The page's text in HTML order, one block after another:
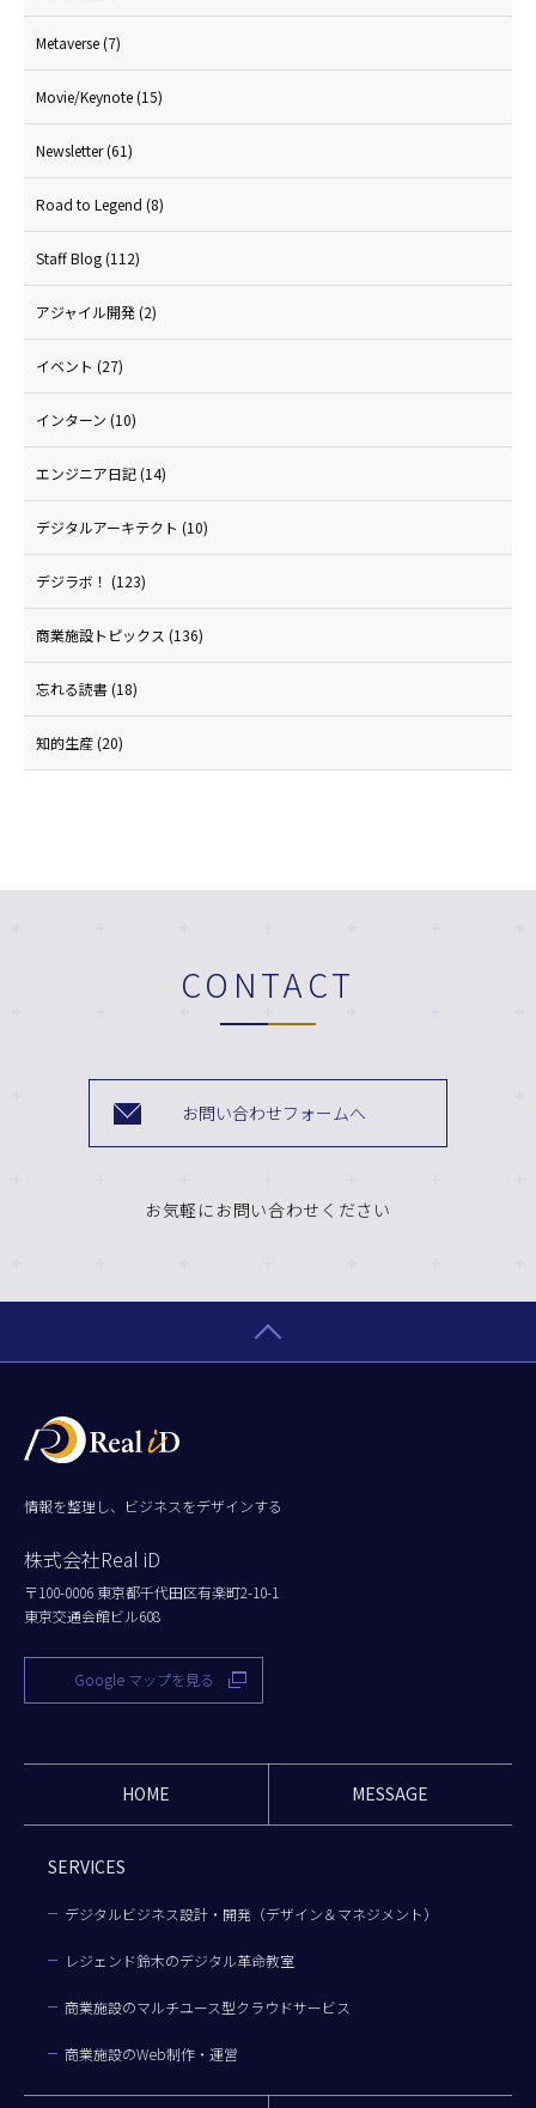
Metaverse(7)
Movie/Keynote(15)
Newsletter(61)
Road to Legend (8)
Staff Blog(112)
アジャイル開発(2)
イベント (27)
インターン (10)
エンジニア日記(14)
デジタルアーキテクト (10)
デジラボ！ (123)
商業施設トピックス (136)
忘れる読書(18)
知的生産(20)
CONTACT
お問い合わせフォームへ
お気軽にお問い合わせください
情報を整理し、ビジネスをデザインする
株式会社Real iD
〒100-0006 東京都千代田区有楽町2-10-1
東京交通会館ビル608
Google マップを見る
HOME MESSAGE
SERVICES
デジタルビジネス設計・開発（デザイン＆マネジメント）
レジェンド鈴木のデジタル革命教室
商業施設のマルチユース型クラウドサービス
商業施設のWeb制作・運営